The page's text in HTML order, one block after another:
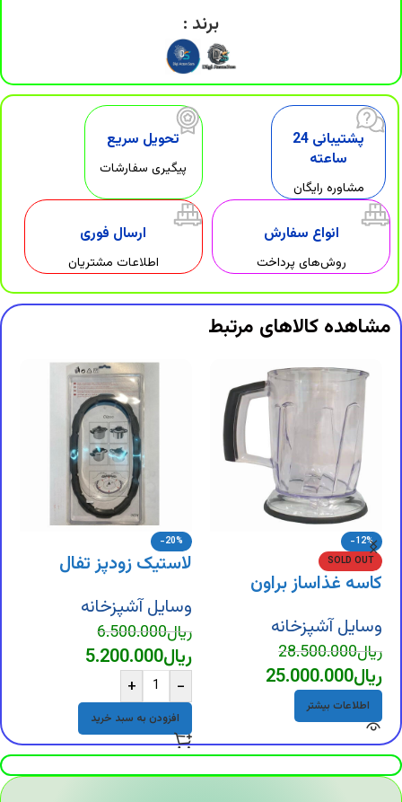
برند :
پشتیبانی 24
ساعته
مشاوره رایگان
تحویل سریع
پیگیری سفارشات
انواع سفارش
روش‌های پرداخت
ارسال فوری
اطلاعات مشتریان
مشاهده کالاهای مرتبط
-12%
SOLD OUT
کاسه غذاساز براون
وسایل آشپزخانه
ریال28.500.000
ریال25.000.000
اطلاعات بیشتر
-20%
لاستیک زودپز تفال
وسایل آشپزخانه
ریال6.500.000
ریال5.200.000
-
+
افزودن به سبد خرید